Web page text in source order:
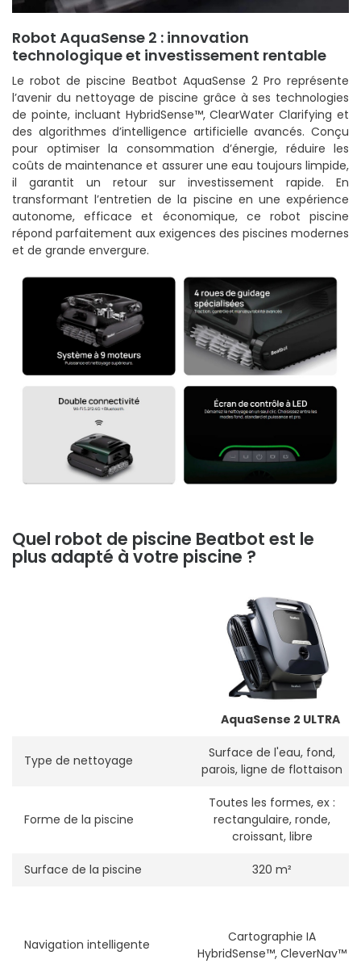
Robot AquaSense 2 : innovation
technologique et investissement rentable
Le robot de piscine Beatbot AquaSense 2 Pro représente
l’avenir du nettoyage de piscine grâce à ses technologies
de pointe, incluant HybridSense™, ClearWater Clarifying et
des algorithmes d’intelligence artificielle avancés. Conçu
pour optimiser la consommation d’énergie, réduire les
coûts de maintenance et assurer une eau toujours limpide,
il garantit un retour sur investissement rapide. En
transformant l’entretien de la piscine en une expérience
autonome, efficace et économique, ce robot piscine
répond parfaitement aux exigences des piscines modernes
et de grande envergure.
Quel robot de piscine Beatbot est le
plus adapté à votre piscine ?
AquaSense 2 ULTRA
Type de nettoyage
Surface de l'eau, fond,
parois, ligne de flottaison
Forme de la piscine
Toutes les formes, ex :
rectangulaire, ronde,
croissant, libre
Surface de la piscine 320 m²
Navigation intelligente
Cartographie IA
HybridSense™, CleverNav™